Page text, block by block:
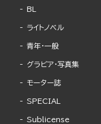
BL
ライトノベル
青年・一般
グラビア・写真集
モーター誌
SPECIAL
Sublicense